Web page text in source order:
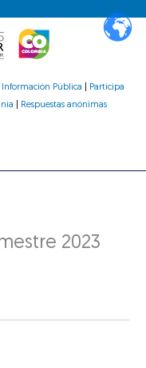
Información Pública
Participa
Respuestas anónimas
2023